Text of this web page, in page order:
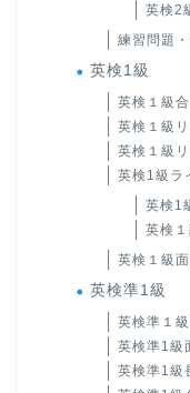
英検2
練習問題
英検1級
英検１級
英検１級
英検１級
英検1級ラ
英検1
英検
英検１級
英検準1級
英検準１
英検準1級
英検準1級